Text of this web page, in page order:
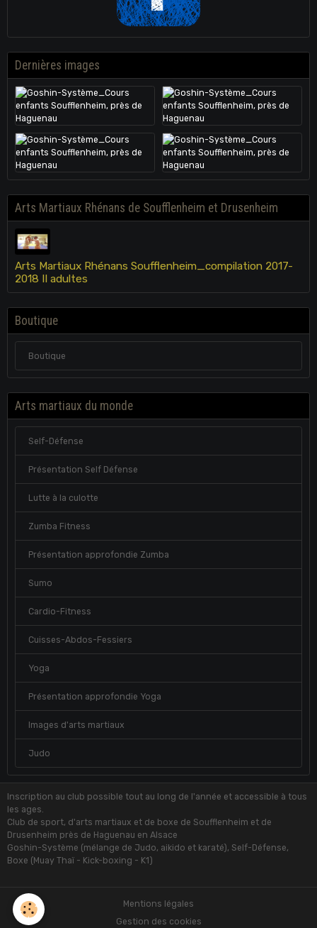
Dernières images
Arts Martiaux Rhénans de Soufflenheim et Drusenheim
Arts Martiaux Rhénans Soufflenheim_compilation 2017-
2018 II adultes
Boutique
Boutique
Arts martiaux du monde
Self-Défense
Présentation Self Défense
Lutte à la culotte
Zumba Fitness
Présentation approfondie Zumba
Sumo
Cardio-Fitness
Cuisses-Abdos-Fessiers
Yoga
Présentation approfondie Yoga
Images d'arts martiaux
Judo
Inscription au club possible tout au long de l'année et accessible à tous
les ages.
Club de sport, d'arts martiaux et de boxe de Soufflenheim et de
Drusenheim près de Haguenau en Alsace
Goshin-Système (mélange de Judo, aikido et karaté), Self-Défense,
Boxe (Muay Thaï - Kick-boxing - K1)
Mentions légales
Gestion des cookies